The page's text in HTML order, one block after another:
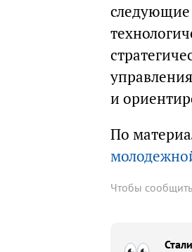
следующие
и
По
Чтобы